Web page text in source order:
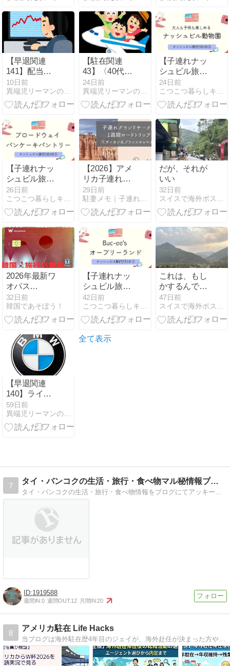
【早退関連
141】配当利
回りの低下に
伴う「保有銘
柄入れ替え
10日前
異端児リーマンの記録
【駐在関連
43】〈40代〉
就職氷河期世
代の長期海外
駐在キャリア
24日前
異端児リーマンの記録
【子連れナッ
シュビル旅行
③】子供大喜
びのナッシュ
ビル動物園へ
24日前
【子連れナッ
シュビル旅行
②】ブロード
ウェイで音楽
の街を満喫｜
ーキも！
26日前
【2026】アメ
リカ子連れ旅
行記〜真夏の
グランドサー
クル6泊7日〜
29日前
駐妻メモ｜子連れアメリカ駐在妻の渡航準備ブログ |
だが、それが
いい
32日前
2026年最新ワ
オパス
(WOWPASS)
の招待コード
は？
韓国の支払は
これ！
32日前
韓国であそぼう！
【子連れナッ
シュビル旅行
①】巨大ガソ
スタBuc-ee’s
＆オープリー
した初日
42日前
これは、もし
かするんです
か？
47日前
【早退関連
140】ライフ
スタイル・ク
リープとは?
59日前
異端児リーマンの記録
全て表示
7
タイ・バンコクの生活・旅行・食べ物マル秘情報ブログ
1919588
週間IN:0 週間OUT:12 月間IN:20
8
アメリカ駐在 Life Hacks
当ブログは海外駐在歴4年目のジェイが、海外赴任が決まった方や海外赴任直後の方の以下の不安やお悩みを解決するサイトです。・海外赴任前の渡航前準備・海外赴任前の英語学習・海外赴任後のアメリカ生活